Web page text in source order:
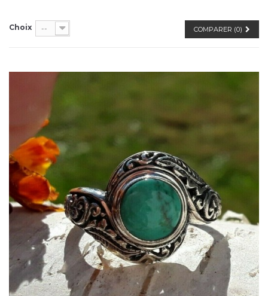
COMPARER (0)
Choix --
Dans mon panier
APERÇU RAPIDE